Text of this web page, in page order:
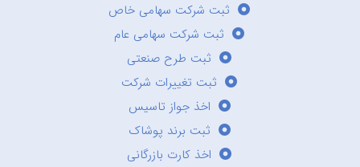
ثبت شرکت سهامی خاص
ثبت شرکت سهامی عام
ثبت طرح صنعتی
ثبت تغییرات شرکت
اخذ جواز تاسیس
ثبت برند پوشاک
اخذ کارت بازرگانی